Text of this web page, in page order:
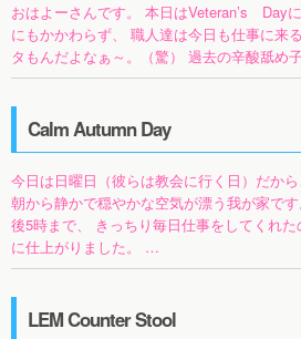
おはよーさんです。 本日はVeteran’s Day
にもかかわらず、 職人達は今日も仕事に来
タもんだよなぁ～。（驚） 過去の辛酸舐め
Calm Autumn Day
今日は日曜日（彼らは教会に行く日）だから
朝から静かで穏やかな空気が漂う我が家で
後5時まで、 きっちり毎日仕事をしてくれ
に仕上がりました。 …
LEM Counter Stool